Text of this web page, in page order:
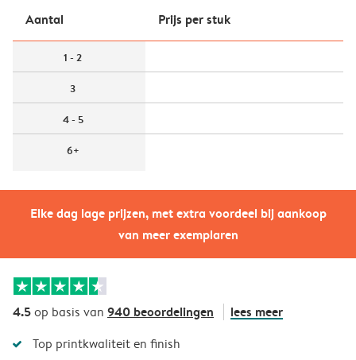
Elke dag lage prijzen, met extra voordeel bij aankoop
van meer exemplaren
Aantal Prijs per stuk
1 - 2
3
4 - 5
6+
4.5op basis van 940 beoordelingen lees meer
Top printkwaliteit en finish